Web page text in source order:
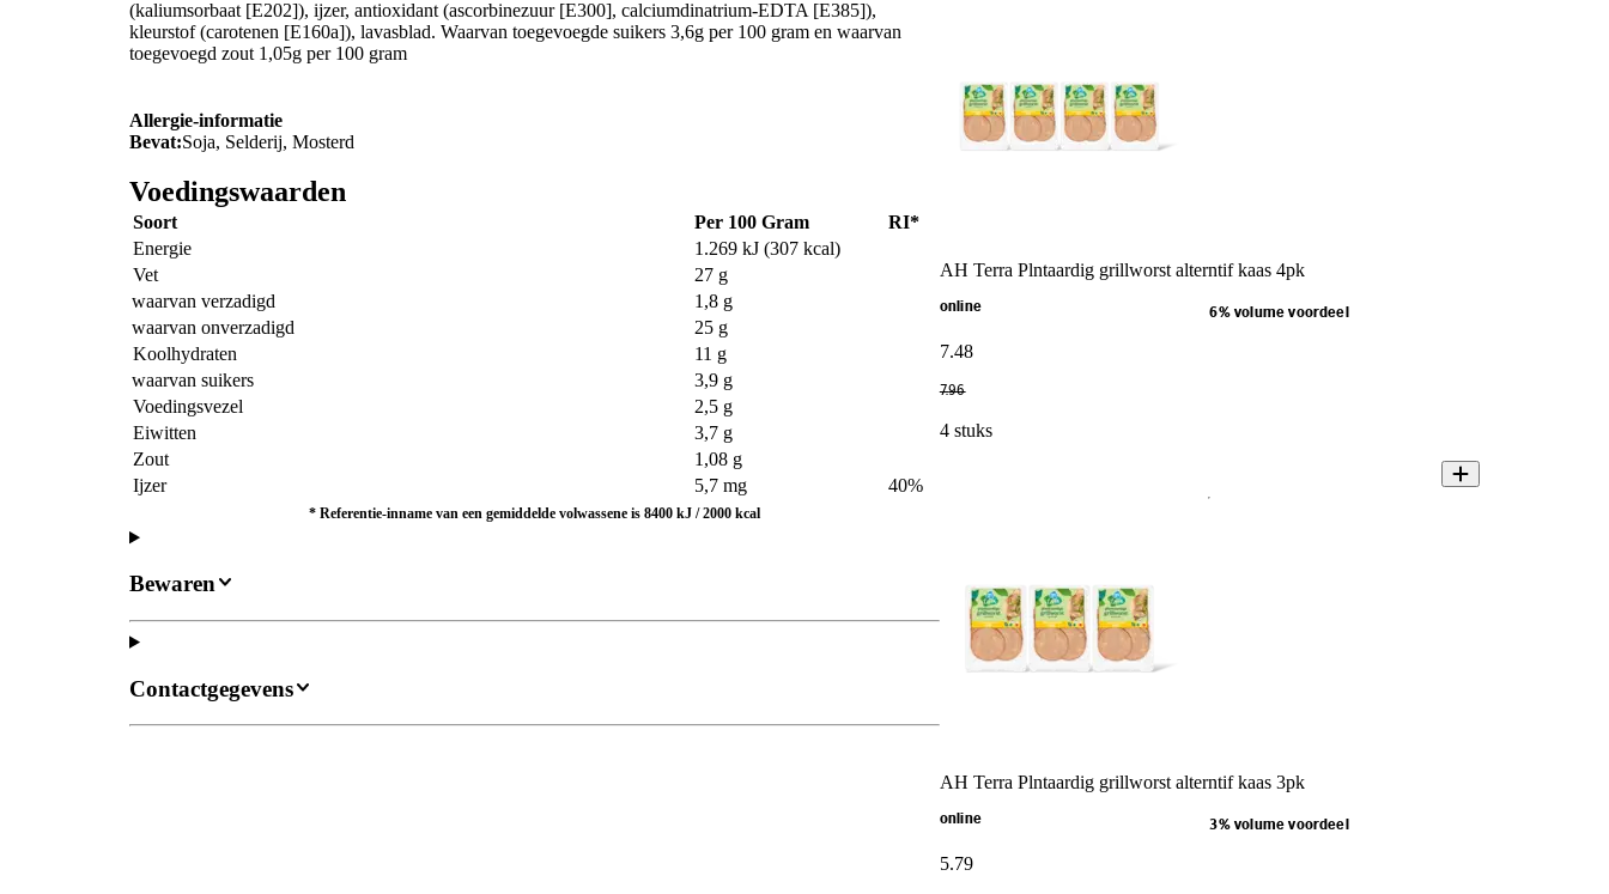
(kaliumsorbaat [E202]), ijzer, antioxidant (ascorbinezuur [E300], calciumdinatrium-EDTA [E385]),
kleurstof (carotenen [E160a]), lavasblad. Waarvan toegevoegde suikers 3,6g per 100 gram en waarvan
toegevoegd zout 1,05g per 100 gram
Allergie-informatie
Bevat:Soja, Selderij, Mosterd
Voedingswaarden
Soort Per 100 Gram
RI*
Energie
1.269 kJ (307 kcal)
Vet
27 g
waarvan verzadigd
1,8 g
waarvan onverzadigd
25 g
Koolhydraten
11 g
waarvan suikers
3,9 g
Voedingsvezel
2,5 g
Eiwitten
3,7 g
Zout
1,08 g
Ijzer
5,7 mg 40%
* Referentie-inname van een gemiddelde volwassene is 8400 kJ / 2000 kcal
Bewaren
Contactgegevens
AH Terra Plntaardig grillworst alterntif kaas 4pk
online 6% volume voordeel
7.48
7.96
4 stuks
AH Terra Plntaardig grillworst alterntif kaas 3pk
online 3% volume voordeel
5.79